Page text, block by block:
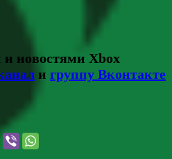
и новостями Xbox
и группу Вконтакте